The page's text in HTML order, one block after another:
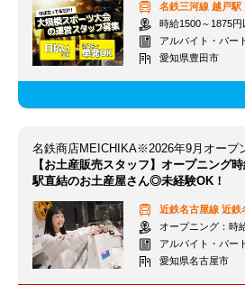
名鉄三河線 越戸駅
時給1500～1875
アルバイト・パー
愛知県豊田市
名鉄商店MEICHIKA※2026年9月オープ
【お土産販売スタッフ】オープニング
駅直結のお土産屋さん◎未経験OK！
近鉄名古屋線 近鉄
オープニング：時給1400
アルバイト・パー
愛知県名古屋市